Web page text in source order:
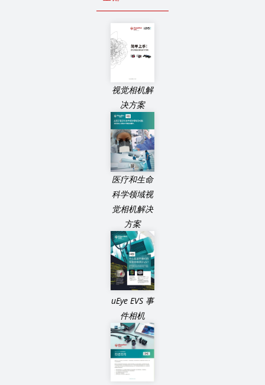
视觉相机解
决方案
医疗和生命
科学领域视
觉相机解决
方案
uEye EVS 事
件相机